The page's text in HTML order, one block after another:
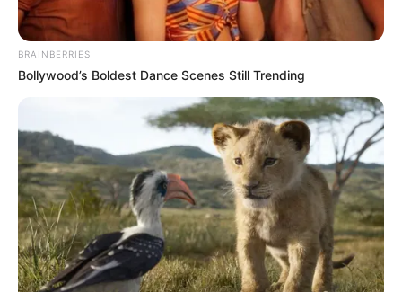
BRAINBERRIES
Bollywood’s Boldest Dance Scenes Still Trending